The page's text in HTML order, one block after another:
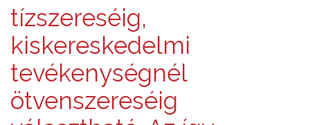
tízszereséig,
kiskereskedelmi
tevékenységnél
ötvenszereséig